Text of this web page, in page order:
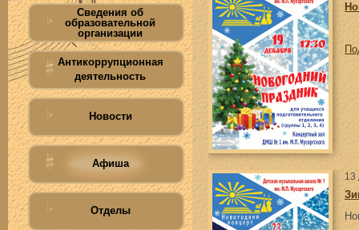
Сведения об
образовательной
организации
Антикоррупционная
деятельность
Новости
Афиша
Отделы
13